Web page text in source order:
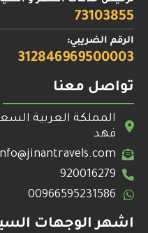
73103855
الرقم الضريبي:
312846969500003
تواصل معنا
المملكة العربية
فهد
920016279
00966595231586
اشهر الوجهات